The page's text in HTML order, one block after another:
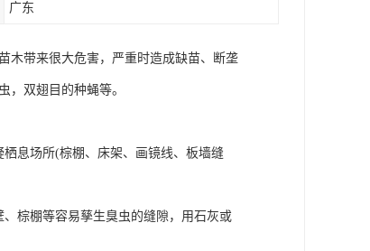
广东
木带来很大危害，严重时造成缺苗、断垄
，双翅目的种蝇等。
息场所(棕棚、床架、画镜线、板墙缝
棕棚等容易孳生臭虫的缝隙，用石灰或